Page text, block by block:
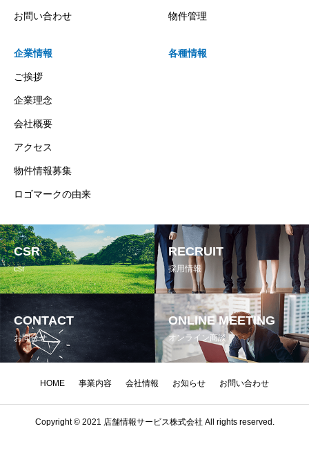
お問い合わせ 物件管理
企業情報
ご挨拶
企業理念
会社概要
アクセス
物件情報募集
ロゴマークの由来
各種情報
CSR
csr
RECRUIT
採用情報
CONTACT
お問合せ
ONLINE MEETING
オンライン商談
HOME 事業内容 会社情報 お知らせ お問い合わせ
Copyright © 2021 店舗情報サービス株式会社 All rights reserved.